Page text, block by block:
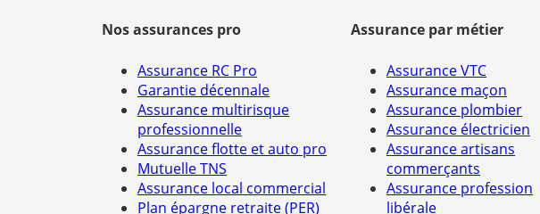
Nos assurances pro
Assurance RC Pro
Garantie décennale
Assurance multirisque
professionnelle
Assurance flotte et auto pro
Mutuelle TNS
Assurance local commercial
Plan épargne retraite (PER)
Assurance par métier
Assurance VTC
Assurance maçon
Assurance plombier
Assurance électricien
Assurance artisans
commerçants
Assurance profession
libérale